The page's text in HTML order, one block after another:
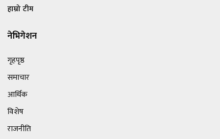
हाम्रो टीम
नेभिगेशन
गृहपृष्ठ
समाचार
आर्थिक
विशेष
राजनीति